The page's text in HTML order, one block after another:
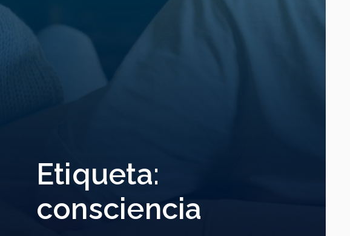
Etiqueta:
consciencia